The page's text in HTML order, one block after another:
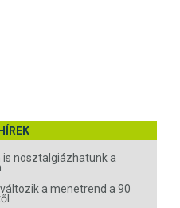
nosztalgiázhatunk a
a menetrend a 90